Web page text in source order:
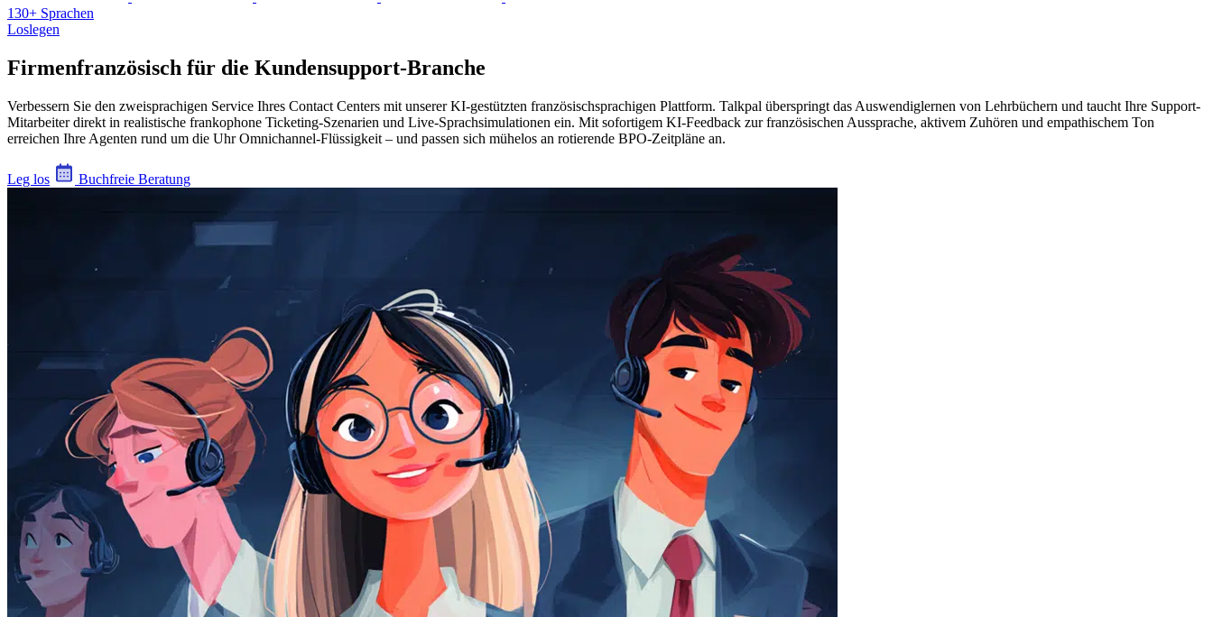
130+ Sprachen
Loslegen
Firmenfranzösisch für die Kundensupport-Branche
Verbessern Sie den zweisprachigen Service Ihres Contact Centers mit unserer KI-gestützten französischsprachigen Plattform. Talkpal überspringt das Auswendiglernen von Lehrbüchern und taucht Ihre Support-
Mitarbeiter direkt in realistische frankophone Ticketing-Szenarien und Live-Sprachsimulationen ein. Mit sofortigem KI-Feedback zur französischen Aussprache, aktivem Zuhören und empathischem Ton
erreichen Ihre Agenten rund um die Uhr Omnichannel-Flüssigkeit – und passen sich mühelos an rotierende BPO-Zeitpläne an.
Leg los Buchfreie Beratung